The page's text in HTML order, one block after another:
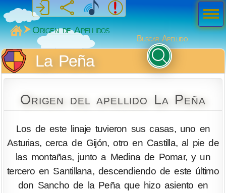
MiSabueso
Origen de Apellidos
Buscar Apellido
La Peña
Origen del apellido La Peña
Los de este linaje tuvieron sus casas, uno en
Asturias, cerca de Gijón, otro en Castilla, al pie de
las montañas, junto a Medina de Pomar, y un
tercero en Santillana, descendiendo de este último
don Sancho de la Peña que hizo asiento en
Men
ú